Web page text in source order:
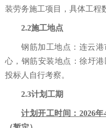
装劳务施工项目 ， 具体工程
2.2施工地点
钢筋加工地点： 连云港
心 ， 钢筋安装地点：徐圩
投标人自行考察。
2.3计划工期
计划开工时间： 2026